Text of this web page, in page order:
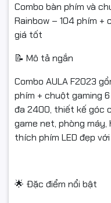
Combo bàn phím và
Rainbow – 104 phím +
giá tốt
📝 Mô tả ngắn
Combo AULA F2023
phím + chuột gaming 6
đa 2400, thiết kế góc
game net, phòng máy,
thích phím LED đẹp
🌟 Đặc điểm nổi bật
🎯 Gợi ý mô tả rút gọn
Combo giả cơ AULA
Rainbow + chuột 6 nút
máy, học sinh – sinh
mềm.
#AULAF2023
#banphimLED